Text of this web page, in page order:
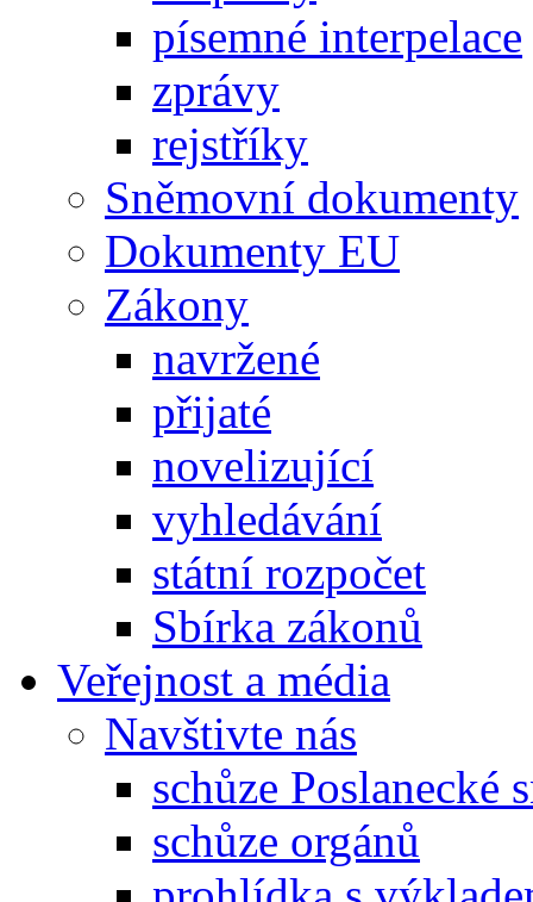
písemné interpelace
zprávy
rejstříky
Sněmovní dokumenty
Dokumenty EU
Zákony
navržené
přijaté
novelizující
vyhledávání
státní rozpočet
Sbírka zákonů
Veřejnost a média
Navštivte nás
schůze Poslanecké
schůze orgánů